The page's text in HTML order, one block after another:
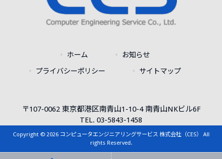
ホーム お知らせ
プライバシーポリシー サイトマップ
〒107-0062 東京都港区南青山1-10-4 南青山NKビル6F
TEL. 03-5843-1458
Copyright © 2026 コンピュータエンジニアリングサービス 株式会社（CES） All
rights Reserved.